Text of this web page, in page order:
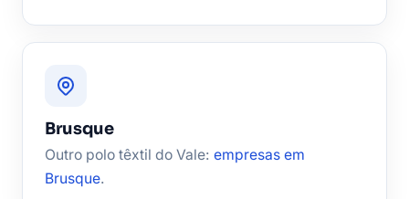
Brusque
Outro polo têxtil do Vale: empresas em
Brusque.